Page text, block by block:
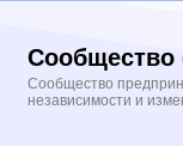
Сообщество
Сообщество
независимости и